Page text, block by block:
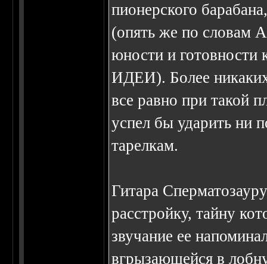
пионерского
(опять же по словам
юности и готовности
ИДЕИ). Более
все равно при такой
успел бы ударить ни
тарелкам.
Гитара
расстройку, тайну
звучание ее
вгрызающейся в